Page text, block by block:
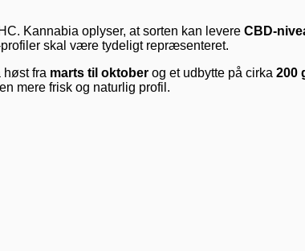
Kannabia oplyser, at sorten kan levere CBD-
skal være tydeligt repræsenteret.
fra marts til oktober og et udbytte på cirka 200
mere frisk og naturlig profil.